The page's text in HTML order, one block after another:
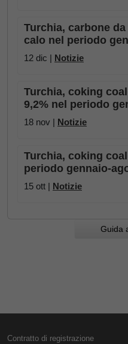
Turchia, carbone
calo nel periodo
12 dic | Notizie
Turchia, coking
9,2% nel periodo
18 nov | Notizie
Turchia, coking
periodo gennaio-
15 ott | Notizie
Guida
Contratto di registrazione